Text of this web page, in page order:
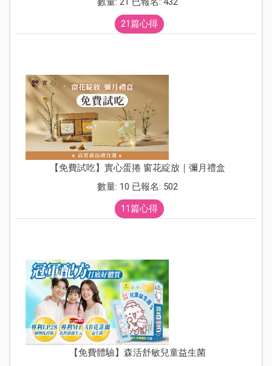
21篇心得
【免費試吃】實心蛋捲 窗花綻放｜彌月禮盒
數量: 10 已報名: 502
11篇心得
【免費體驗】森活舒敏兒童益生菌